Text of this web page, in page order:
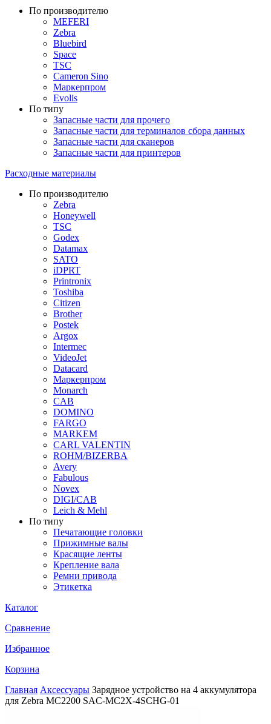
По производителю
MEFERI
Zebra
Bluebird
Space
TSC
Cameron Sino
Маркерпром
Evolis
По типу
Запасные части для прочего
Запасные части для терминалов сбора данных
Запасные части для сканеров
Запасные части для принтеров
Расходные материалы
По производителю
Zebra
Honeywell
TSC
Godex
Datamax
SATO
iDPRT
Printronix
Toshiba
Citizen
Brother
Postek
Argox
Intermec
VideoJet
Datacard
Маркерпром
Monarch
CAB
DOMINO
FARGO
MARKEM
CARL VALENTIN
ROHM/BIZERBA
Avery
Fabulous
Novex
DIGI/CAB
Leich & Mehl
По типу
Печатающие головки
Прижимные валы
Красящие ленты
Крепление вала
Ремни привода
Этикетка
Каталог
Сравнение
Избранное
Корзина
Главная Аксессуары Зарядное устройство на 4 аккумулятора
для Zebra MC2200 SAC-MC2X-4SCHG-01